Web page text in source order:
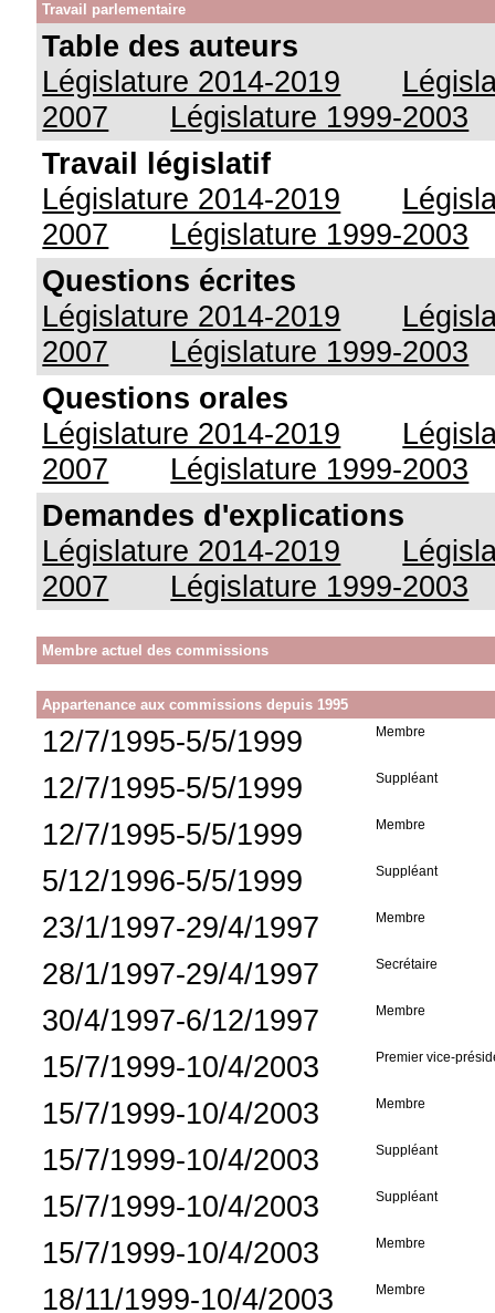
Travail parlementaire
Table des auteurs
Législature 2014-2019
2007
Législature 1999-2003
Travail législatif
Législature 2014-2019
2007
Législature 1999-2003
Questions écrites
Législature 2014-2019
2007
Législature 1999-2003
Questions orales
Législature 2014-2019
2007
Législature 1999-2003
Demandes d'explications
Législature 2014-2019
2007
Législature 1999-2003
Membre actuel des commissions
Appartenance aux commissions depuis 1995
12/7/1995-5/5/1999 Membre
12/7/1995-5/5/1999 Suppléant
12/7/1995-5/5/1999 Membre
5/12/1996-5/5/1999 Suppléant
23/1/1997-29/4/1997 Membre
28/1/1997-29/4/1997 Secrétaire
30/4/1997-6/12/1997 Membre
15/7/1999-10/4/2003 Premier vice-
15/7/1999-10/4/2003 Membre
15/7/1999-10/4/2003 Suppléant
15/7/1999-10/4/2003 Suppléant
15/7/1999-10/4/2003 Membre
18/11/1999-10/4/2003 Membre